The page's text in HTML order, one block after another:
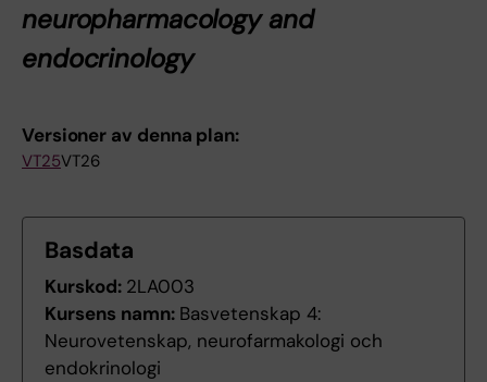
neuropharmacology and
endocrinology
Versioner av denna plan:
VT25VT26
Basdata
Kurskod: 2LA003
Kursens namn: Basvetenskap 4:
Neurovetenskap, neurofarmakologi och
endokrinologi